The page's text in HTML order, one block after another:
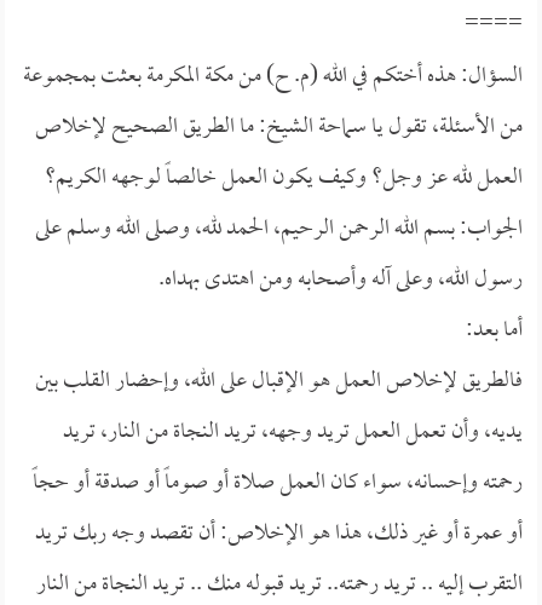
====
السؤال: هذه أختكم في الله (م. ح) من مكة المكرمة بعثت بمجموعة
من الأسئلة، تقول يا سماحة الشيخ: ما الطريق الصحيح لإخلاص
العمل لله عز وجل؟ وكيف يكون العمل خالصاً لوجهه الكريم؟
الجواب: بسم الله الرحمن الرحيم، الحمد لله، وصلى الله وسلم على
رسول الله، وعلى آله وأصحابه ومن اهتدى بهداه.
أما بعد:
فالطريق لإخلاص العمل هو الإقبال على الله، وإحضار القلب بين
يديه، وأن تعمل العمل تريد وجهه، تريد النجاة من النار، تريد
رحمته وإحسانه، سواء كان العمل صلاة أو صوماً أو صدقة أو حجاً
أو عمرة أو غير ذلك، هذا هو الإخلاص: أن تقصد وجه ربك تريد
التقرب إليه .. تريد رحمته.. تريد قبوله منك .. تريد النجاة من النار